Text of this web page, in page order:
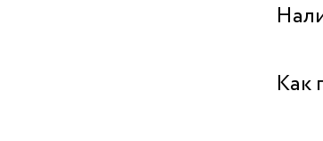
из
Бутик
Как